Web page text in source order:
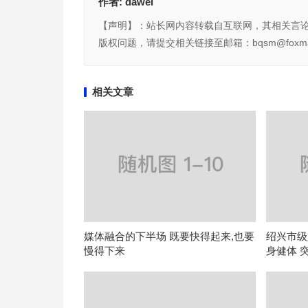
【声明】：站长网内容转载自互联网，其相关
版权问题，请提交相关链接至邮箱：
相关文章
媒体融合的下半场 既要快得起来,也要
慢得下来
绍兴市
身健体